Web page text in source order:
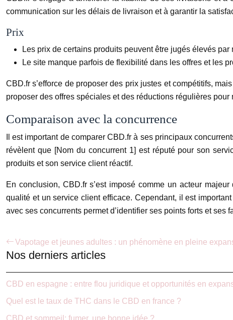
communication sur les délais de livraison et à garantir la
Prix
Les prix de certains produits peuvent être jugés élevés par
Le site manque parfois de flexibilité dans les offres et les
CBD.fr s’efforce de proposer des prix justes et compétitifs,
proposer des offres spéciales et des réductions régulières
Comparaison avec la concurrence
Il est important de comparer CBD.fr à ses principaux
révèlent que [Nom du concurrent 1] est réputé pour son
produits et son service client réactif.
En conclusion, CBD.fr s’est imposé comme un acteur
qualité et un service client efficace. Cependant, il est
avec ses concurrents permet d’identifier ses points forts et
Vapotage et jeunes adultes : un phénomène en pleine
Nos derniers articles
CBD en espagne : entre flou juridique et opportunités en
Quel est le taux de THC dans le CBD en france ?
CBD et sommeil: fumer, une bonne idée ?